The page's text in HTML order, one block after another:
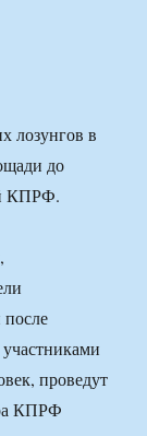
лозунгов в
до
КПРФ.
проведут
КПРФ